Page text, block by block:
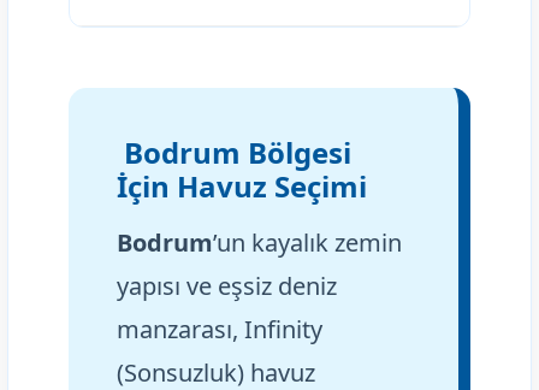
Bodrum Bölgesi
İçin Havuz Seçimi
Bodrum’un kayalık zemin
yapısı ve eşsiz deniz
manzarası, Infinity
(Sonsuzluk) havuz